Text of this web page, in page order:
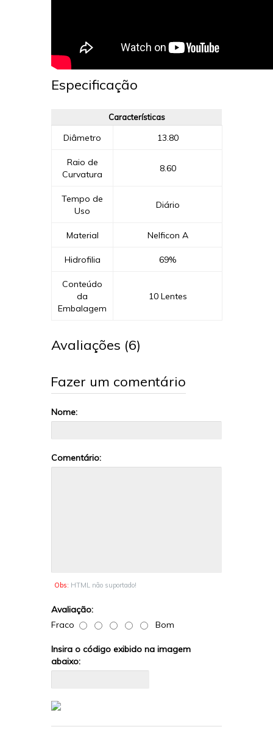
Especificação
Características
Diâmetro 13.80
Raio de
Curvatura
8.60
Tempo de
Uso
Diário
Material Nelficon A
Hidrofilia 69%
Conteúdo
da
Embalagem
10 Lentes
Avaliações (6)
Fazer um comentário
Nome:
Comentário:
Obs: HTML não suportado!
Avaliação:
Fraco
Bom
Insira o código exibido na imagem
abaixo: